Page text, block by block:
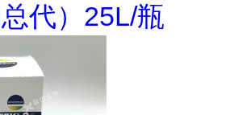
代）25L/瓶